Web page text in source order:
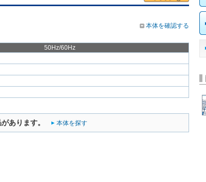
本体を確認する
50Hz/60Hz
あります。 本体を探す